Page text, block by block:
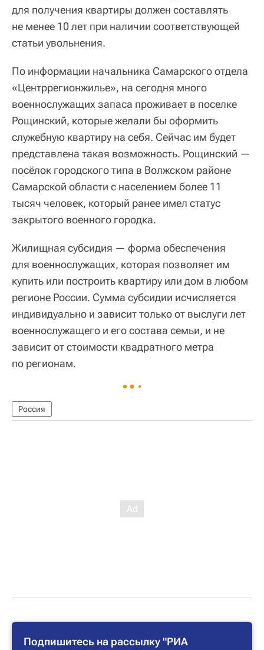
для получения квартиры должен составлять
не менее 10 лет при наличии соответствующей
статьи увольнения.
По информации начальника Самарского отдела
«Центррегионжилье», на сегодня много
военнослужащих запаса проживает в поселке
Рощинский, которые желали бы оформить
служебную квартиру на себя. Сейчас им будет
представлена такая возможность. Рощинский —
посёлок городского типа в Волжском районе
Самарской области с населением более 11
тысяч человек, который ранее имел статус
закрытого военного городка.
Жилищная субсидия — форма обеспечения
для военнослужащих, которая позволяет им
купить или построить квартиру или дом в любом
регионе России. Сумма субсидии исчисляется
индивидуально и зависит только от выслуги лет
военнослужащего и его состава семьи, и не
зависит от стоимости квадратного метра
по регионам.
Россия
Подпишитесь на рассылку "РИА